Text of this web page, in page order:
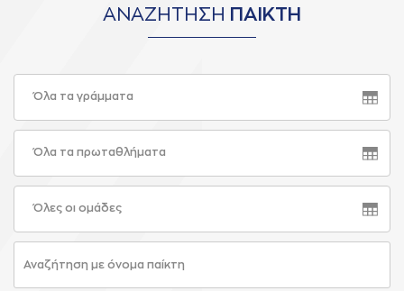
ΑΝΑΖΗΤΗΣΗ ΠΑΙΚΤΗ
Όλα τα γράμματα
Όλα τα πρωταθλήματα
Όλες οι ομάδες